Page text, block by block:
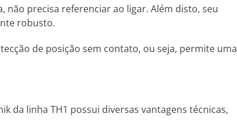
precisa referenciar ao ligar. Além disto, seu
robusto.
de posição sem contato, ou seja, permite uma
da linha TH1 possui diversas vantagens técnicas,